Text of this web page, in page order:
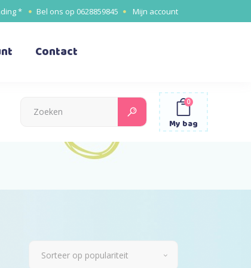
* Bel ons op 0628859845 Mijn account
Contact
Search
for:
My bag
0
Sorteer op populariteit